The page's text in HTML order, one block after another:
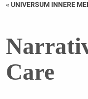
« UNIVERSUM INNERE
Care